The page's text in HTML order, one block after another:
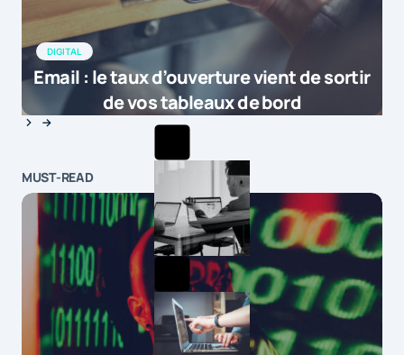
DIGITAL
Email : le taux d’ouverture vient de sortir
de vos tableaux de bord
MUST-READ